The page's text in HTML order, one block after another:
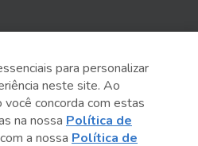
de São Paulo
para personalizar
neste site. Ao
você concorda com estas
na nossa Política de
a nossa Política de